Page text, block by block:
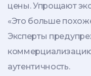
цены. Упрощают
«Это больше
Эксперты
аутентичность.